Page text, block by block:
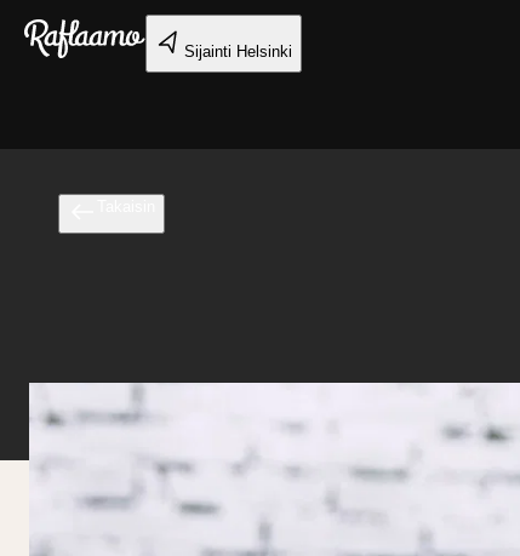
Siirry pääsisältöön
Sijainti Helsinki